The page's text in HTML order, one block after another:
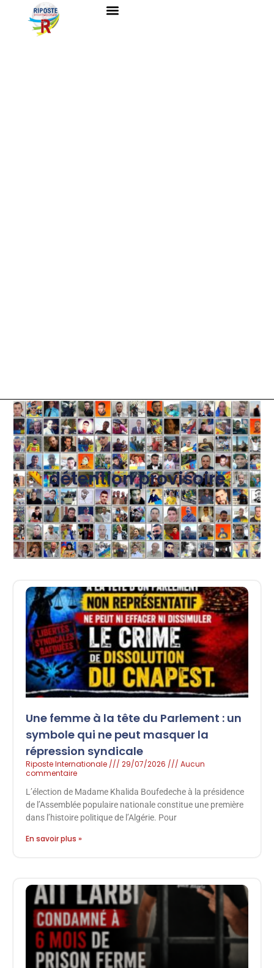
détention provisoire
Une femme à la tête du Parlement : un
symbole qui ne peut masquer la
répression syndicale
Riposte Internationale 29/07/2026
Aucun
commentaire
L’élection de Madame Khalida Boufedeche à la présidence
de l’Assemblée populaire nationale constitue une première
dans l’histoire politique de l’Algérie. Pour
En savoir plus »